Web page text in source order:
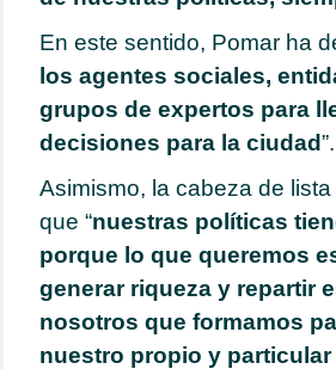
En este sentido, Pomar ha
los agentes sociales,
grupos de expertos para
decisiones para la ciudad”.
Asimismo, la cabeza de lista
que “nuestras políticas
porque lo que queremos
generar riqueza y repartir
nosotros que formamos
nuestro propio y